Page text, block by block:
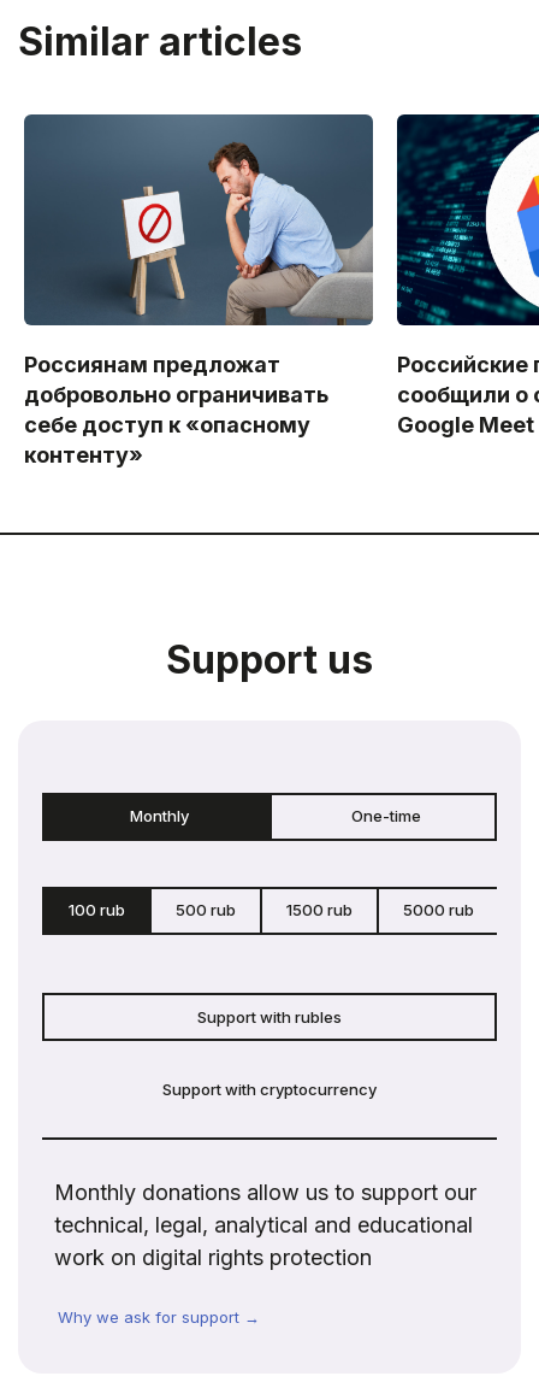
Similar articles
Россиянам предложат
добровольно ограничивать
себе доступ к «опасному
контенту»
Российские
сообщили о
Google Meet
Support us
Monthly One-time
100 rub 500 rub 1500 rub 5000 rub
Support with rubles
Support with cryptocurrency
Monthly donations allow us to support our
technical, legal, analytical and educational
work on digital rights protection
Why we ask for support →